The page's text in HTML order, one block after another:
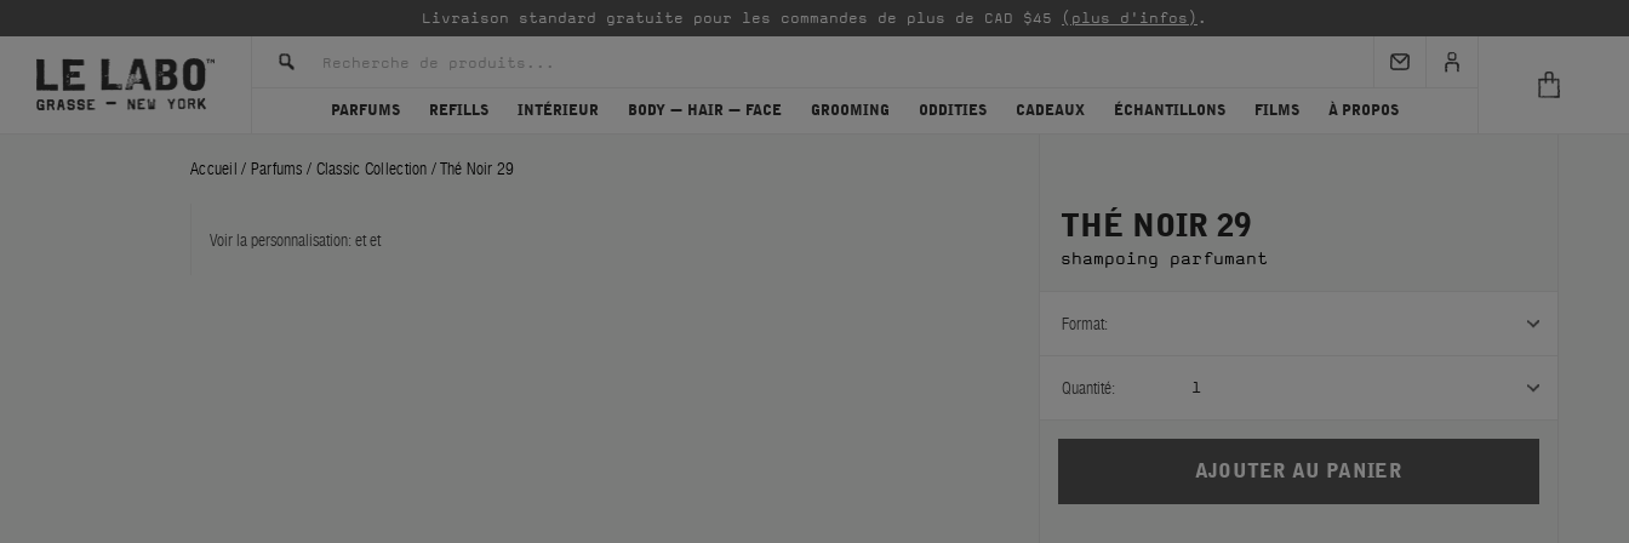
Livraison standard gratuite pour les commandes de plus de CAD $45 (plus d'infos) .
PARFUMS REFILLS INTÉRIEUR BODY — HAIR — FACE GROOMING ODDITIES CADEAUX ÉCHANTILLONS FILMS À PROPOS
Accueil / Parfums / Classic Collection /Thé Noir 29
Voir la personnalisation: etet THÉ NOIR 29
shampoing parfumant
Format:
Quantité: 1